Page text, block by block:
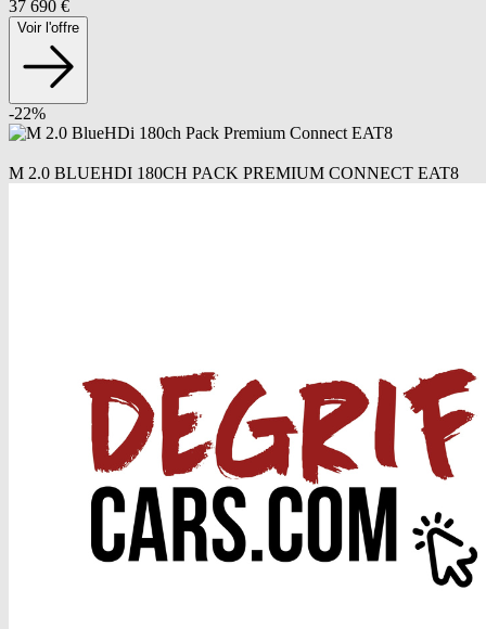
37 690 €
Voir l'offre
-22%
M 2.0 BLUEHDI 180CH PACK PREMIUM CONNECT EAT8